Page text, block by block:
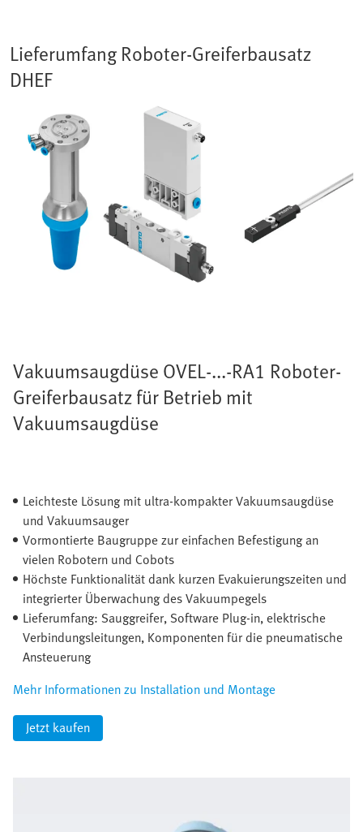
Lieferumfang Roboter-Greiferbausatz
DHEF
Vakuumsaugdüse OVEL-...-RA1 Roboter-
Greiferbausatz für Betrieb mit
Vakuumsaugdüse
Leichteste Lösung mit ultra-kompakter Vakuumsaugdüse
und Vakuumsauger
Vormontierte Baugruppe zur einfachen Befestigung an
vielen Robotern und Cobots
Höchste Funktionalität dank kurzen Evakuierungszeiten und
integrierter Überwachung des Vakuumpegels
Lieferumfang: Sauggreifer, Software Plug-in, elektrische
Verbindungsleitungen, Komponenten für die pneumatische
Ansteuerung
Mehr Informationen zu Installation und Montage
Jetzt kaufen